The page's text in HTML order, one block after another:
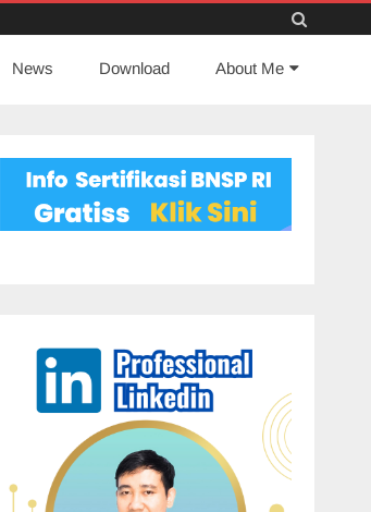
to
News Download About Me